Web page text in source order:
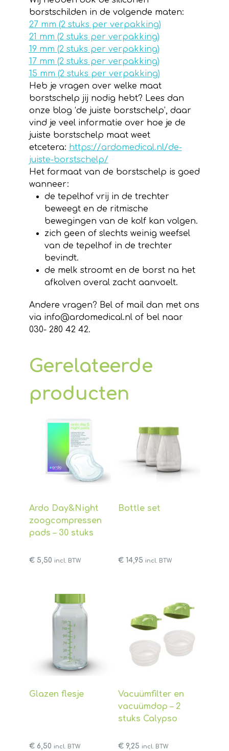
borstschilden in de volgende maten:
27 mm (2 stuks per verpakking)
21 mm (2 stuks per verpakking)
19 mm (2 stuks per verpakking)
17 mm (2 stuks per verpakking)
15 mm (2 stuks per verpakking)
Heb je vragen over welke maat
borstschelp jij nodig hebt? Lees dan
onze blog ‘de juiste borstschelp’, daar
vind je veel informatie over hoe je de
juiste borstschelp maat weet
etcetera: https://ardomedical.nl/de-
juiste-borstschelp/
Het formaat van de borstschelp is goed
wanneer:
de tepelhof vrij in de trechter
beweegt en de ritmische
bewegingen van de kolf kan volgen.
zich geen of slechts weinig weefsel
van de tepelhof in de trechter
bevindt.
de melk stroomt en de borst na het
afkolven overal zacht aanvoelt.
Andere vragen? Bel of mail dan met ons
via info@ardomedical.nl of bel naar
030- 280 42 42.
Gerelateerde
producten
Ardo Day&Night
zoogcompressen
pads – 30 stuks
€5,50 incl. BTW
Bottle set
€14,95 incl. BTW
Glazen flesje
€6,50 incl. BTW
Vacuümfilter en
vacuümdop – 2
stuks Calypso
€9,25 incl. BTW